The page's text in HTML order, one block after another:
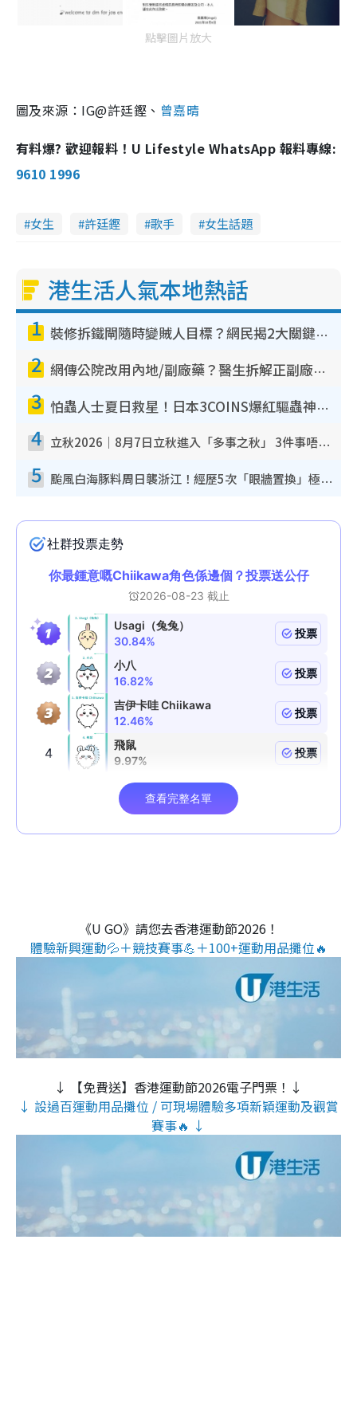
點擊圖片放大
圖及來源：IG@許廷鏗、 曾嘉晴
有料爆? 歡迎報料！U Lifestyle WhatsApp 報料專線:
9610 1996
女生 許廷鏗 歌手 女生話題
港生活人氣本地熱話
1 裝修拆鐵閘隨時變賊人目標？網民揭2大關鍵用途：裝新式等於白裝？附新舊鐵閘分別
2 網傳公院改用內地/副廠藥？醫生拆解正副廠分別 揭4類人換藥隨時出事
3 怕蟲人士夏日救星！日本3COINS爆紅驅蟲神器$45起 1招「全程免觸碰」輕鬆搞定小強
4 立秋2026｜8月7日立秋進入「多事之秋」 3件事唔做得！專家教6招開運 清枱頭／銀包納氣接好運
5 颱風白海豚料周日襲浙江！經歷5次「眼牆置換」極罕見 成登陸內地最長途颱風
《U GO》請您去香港運動節2026！
體驗新興運動💦＋競技賽事💪＋100+運動用品攤位🔥
↓ 【免費送】香港運動節2026電子門票！↓
↓ 設過百運動用品攤位 / 可現場體驗多項新穎運動及觀賞
賽事🔥 ↓